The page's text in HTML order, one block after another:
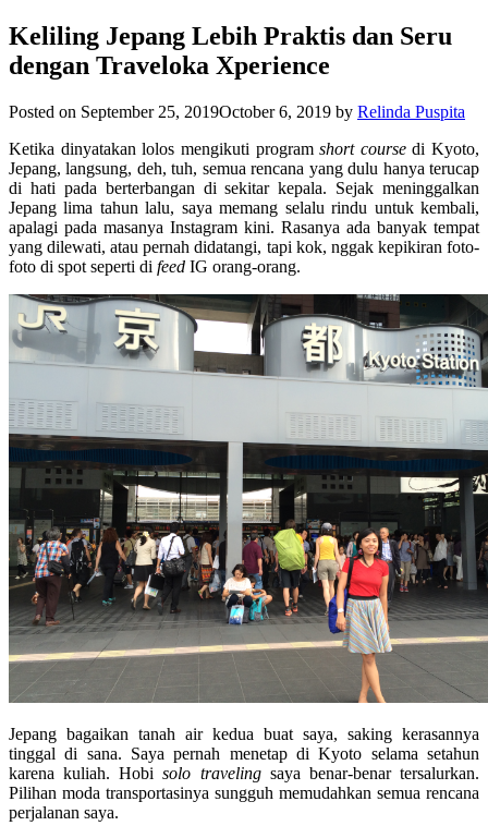
Keliling Jepang Lebih Praktis dan Seru
dengan Traveloka Xperience
Posted on September 25, 2019October 6, 2019 by Relinda Puspita
Ketika dinyatakan lolos mengikuti programshort coursedi Kyoto,
Jepang, langsung, deh, tuh, semua rencana yang dulu hanya terucap
di hati pada berterbangan di sekitar kepala. Sejak meninggalkan
Jepang lima tahun lalu, saya memang selalu rindu untuk kembali,
apalagi pada masanya Instagram kini. Rasanya ada banyak tempat
yang dilewati, atau pernah didatangi, tapi kok, nggak kepikiran foto-
foto di spot seperti di feed IG orang-orang.
Jepang bagaikan tanah air kedua buat saya, saking kerasannya
tinggal di sana. Saya pernah menetap di Kyoto selama setahun
karena kuliah. Hobisolo travelingsaya benar-benar tersalurkan.
Pilihan moda transportasinya sungguh memudahkan semua rencana
perjalanan saya.